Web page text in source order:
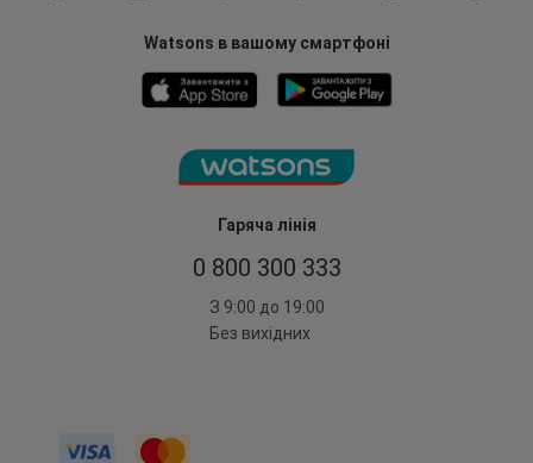
Гаряча лінія
0 800 300 333
З 9:00 до 19:00
Без вихідних
Watsons в вашому смартфоні